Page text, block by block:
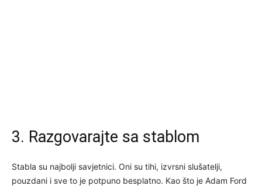
3. Razgovarajte sa stablom
Stabla su najbolji savjetnici. Oni su tihi, izvrsni slušatelji,
pouzdani i sve to je potpuno besplatno. Kao što je Adam Ford